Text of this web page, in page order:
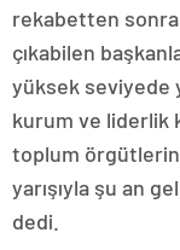
rekabetten
çıkabilen
yüksek seviyede
kurum ve liderlik
toplum
yarışıyla şu an
dedi.